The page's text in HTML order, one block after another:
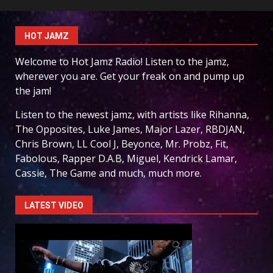
HOT JAMZ
Welcome to Hot Jamz Radio! Listen to the jamz,
wherever you are. Get your freak on and pump up
the jam!
Listen to the newest jamz, with artists like Rihanna,
The Opposites, Luke James, Major Lazer, RBDJAN,
Chris Brown, LL Cool J, Beyonce, Mr. Probz, Fit,
Fabolous, Rapper D.A.B, Miguel, Kendrick Lamar,
Cassie, The Game and much, much more.
LATEST VIDEO